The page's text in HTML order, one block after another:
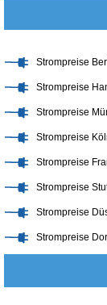
Strompreise
Strompreise
Strompreise
Strompreise
Strompreise
Strompreise
Strompreise
Strompreise